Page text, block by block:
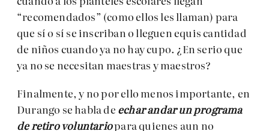
“recomendados” (como ellos les llaman) para
que sí o sí se inscriban o lleguen equis cantidad
de niños cuando ya no hay cupo. ¿En serio que
ya no se necesitan maestras y maestros?
Finalmente, y no por ello menos importante, en
Durango se habla de echar andar un programa
de retiro voluntariopara quienes aun no